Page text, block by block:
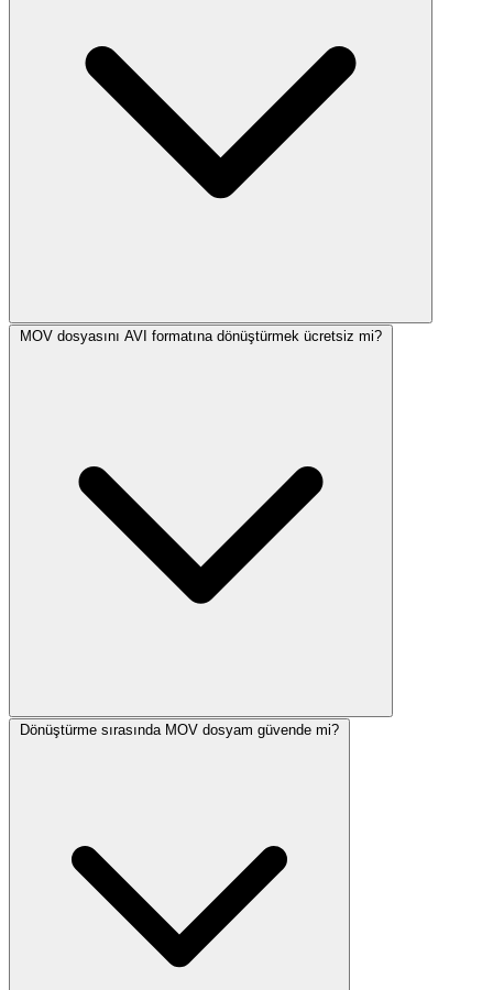
MOV dosyasını AVI formatına dönüştürmek ücretsiz mi?
Dönüştürme sırasında MOV dosyam güvende mi?